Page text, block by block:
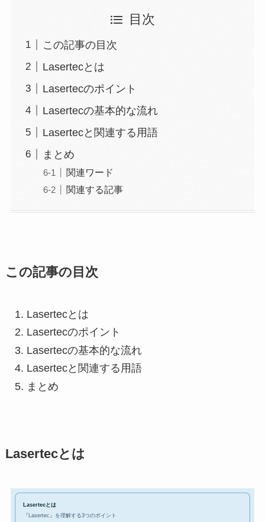
目次
この記事の目次
Lasertecとは
Lasertecのポイント
Lasertecの基本的な流れ
Lasertecと関連する用語
まとめ
関連ワード
関連する記事
この記事の目次
Lasertecとは
Lasertecのポイント
Lasertecの基本的な流れ
Lasertecと関連する用語
まとめ
Lasertecとは
Lasertecとは
『Lasertec』を理解する3つのポイント